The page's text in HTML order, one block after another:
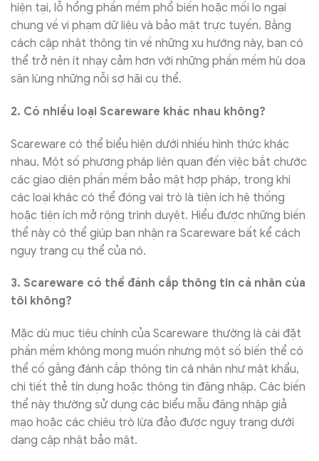
hiện tại, lỗ hổng phần mềm phổ biến hoặc mối lo ngại
chung về vi phạm dữ liệu và bảo mật trực tuyến. Bằng
cách cập nhật thông tin về những xu hướng này, bạn có
thể trở nên ít nhạy cảm hơn với những phần mềm hù dọa
săn lùng những nỗi sợ hãi cụ thể.
2. Có nhiều loại Scareware khác nhau không?
Scareware có thể biểu hiện dưới nhiều hình thức khác
nhau. Một số phương pháp liên quan đến việc bắt chước
các giao diện phần mềm bảo mật hợp pháp, trong khi
các loại khác có thể đóng vai trò là tiện ích hệ thống
hoặc tiện ích mở rộng trình duyệt. Hiểu được những biến
thể này có thể giúp bạn nhận ra Scareware bất kể cách
ngụy trang cụ thể của nó.
3. Scareware có thể đánh cắp thông tin cá nhân của
tôi không?
Mặc dù mục tiêu chính của Scareware thường là cài đặt
phần mềm không mong muốn nhưng một số biến thể có
thể cố gắng đánh cắp thông tin cá nhân như mật khẩu,
chi tiết thẻ tín dụng hoặc thông tin đăng nhập. Các biến
thể này thường sử dụng các biểu mẫu đăng nhập giả
mạo hoặc các chiêu trò lừa đảo được ngụy trang dưới
dạng cập nhật bảo mật.